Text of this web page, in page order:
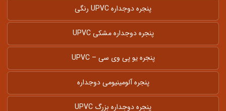
پنجره دوجداره UPVC رنگی
پنجره دوجداره مشکی UPVC
پنجره یو پی وی سی – UPVC
پنجره آلومینیومی دوجداره
پنجره دوجداره بزرگ UPVC